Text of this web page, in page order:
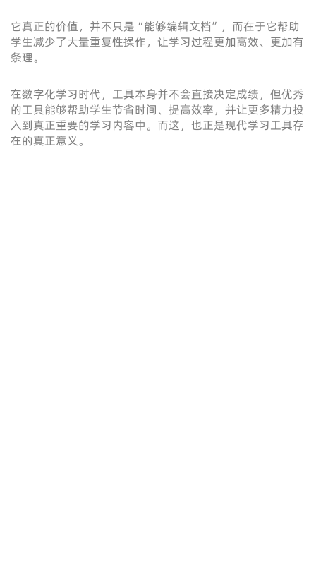
它真正的价值，并不只是“能够编辑文档”，而在于它帮助
学生减少了大量重复性操作，让学习过程更加高效、更加有
条理。
在数字化学习时代，工具本身并不会直接决定成绩，但优秀
的工具能够帮助学生节省时间、提高效率，并让更多精力投
入到真正重要的学习内容中。而这，也正是现代学习工具存
在的真正意义。